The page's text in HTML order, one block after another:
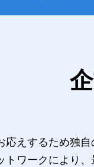
えするため独
ワークにより